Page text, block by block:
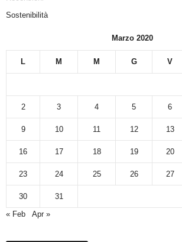
Sostenibilità
Marzo 2020
L M M G V
2 3 4 5 6
9 10 11 12 13
16 17 18 19 20
23 24 25 26 27
30
31
« Feb
Apr »